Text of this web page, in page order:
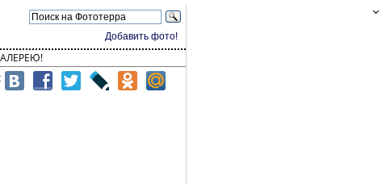
Добавить фото!